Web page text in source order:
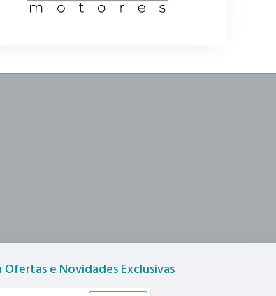
e Novidades Exclusivas